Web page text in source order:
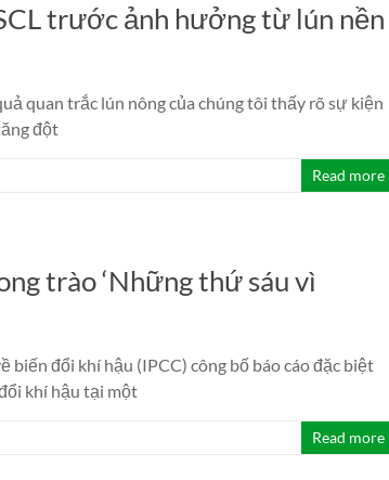
trước ảnh hưởng từ lún nền
quan trắc lún nông của chúng tôi thấy rõ sự kiện
đột
Read more
trào ‘Những thứ sáu vì
biến đổi khí hậu (IPCC) công bố báo cáo đặc biệt
khí hậu tại một
Read more